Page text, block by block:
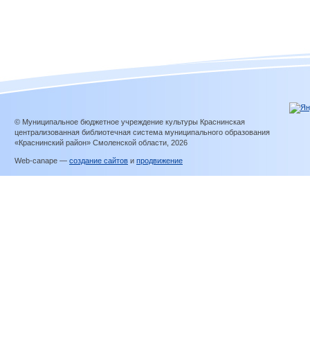
© Муниципальное бюджетное учреждение культуры Краснинская
централизованная библиотечная система муниципального образования
«Краснинский район» Смоленской области, 2026
Web-canape — создание сайтов и продвижение